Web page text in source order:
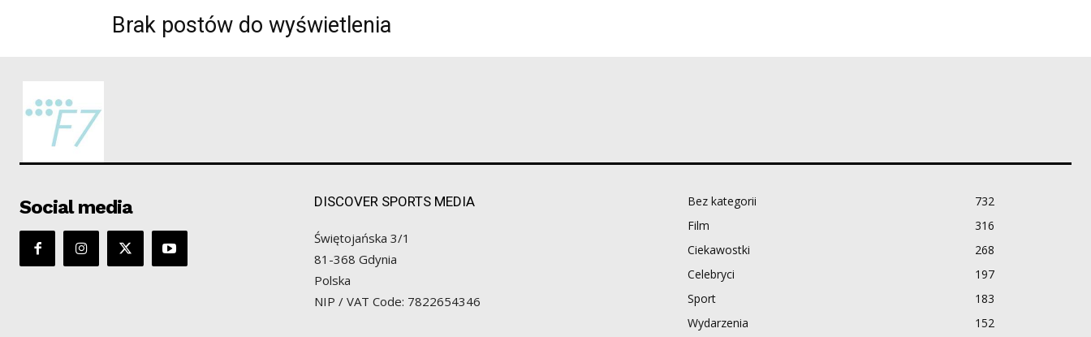
Brak postów do wyświetlenia
Social media DISCOVER SPORTS MEDIA
Świętojańska 3/1
81-368 Gdynia
Polska
NIP / VAT Code: 7822654346
Bez kategorii
732
Film
316
Ciekawostki
268
Celebryci
197
Sport
183
Wydarzenia
152